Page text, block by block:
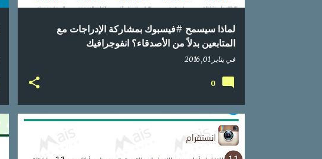
لماذا سيسمح #فيسبوك بمشاركة الإدراجات مع
المتابعين بدلاً من الأصدقاء؟ انفوجرافيك
فييناير 01, 2016
0
إحصائيات
تواصل اجتماعي